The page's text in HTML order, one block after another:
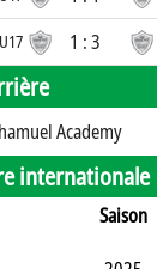
1 : 3
Academy
internationale
Saison
2025